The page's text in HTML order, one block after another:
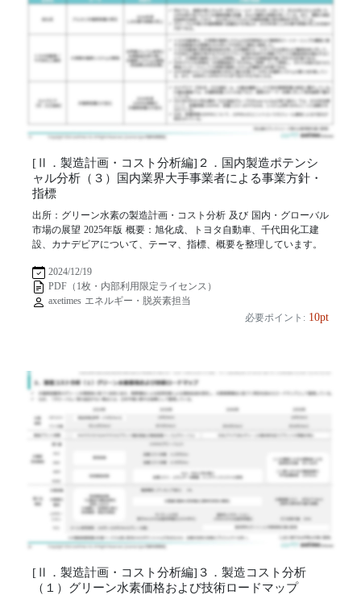
[Ⅱ．製造計画・コスト分析編]２．国内製造ポテンシ
ャル分析（３）国内業界大手事業者による事業方針・
指標
出所：グリーン水素の製造計画・コスト分析 及び 国内・グローバル
市場の展望 2025年版 概要：旭化成、トヨタ自動車、千代田化工建
設、カナデビアについて、テーマ、指標、概要を整理しています。
2024/12/19
PDF（1枚・内部利用限定ライセンス）
axetimes エネルギー・脱炭素担当
必要ポイント: 10pt
[Ⅱ．製造計画・コスト分析編]３．製造コスト分析
（１）グリーン水素価格および技術ロードマップ